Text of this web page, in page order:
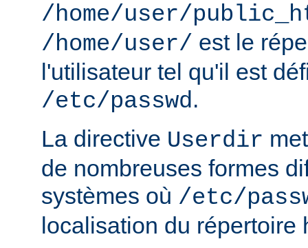
/home/user/
/home/user/ est le
l'utilisateur tel qu'il est
/etc/passwd.
La directive Userdir
de nombreuses formes
systèmes où /etc/
localisation du répertoire